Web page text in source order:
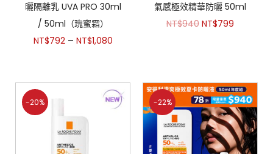
曬隔離乳 UVA PRO 30ml
/ 50ml（瑰蜜霜）
NT$792 – NT$1,080
氣感極效精華防曬 50ml
NT$940 NT$799
-20% -22%